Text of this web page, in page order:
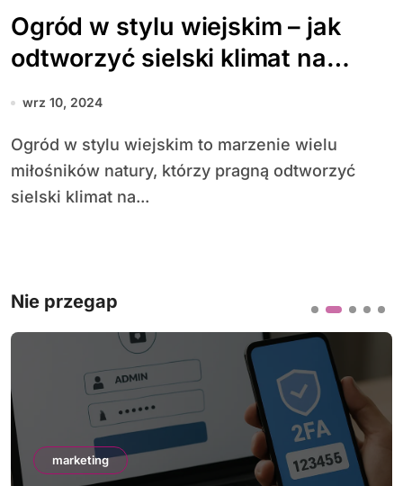
Ogród w stylu wiejskim – jak
odtworzyć sielski klimat na
swojej działce?
wrz 10, 2024
Ogród w stylu wiejskim to marzenie wielu
miłośników natury, którzy pragną odtworzyć
sielski klimat na...
Nie przegap
marketing